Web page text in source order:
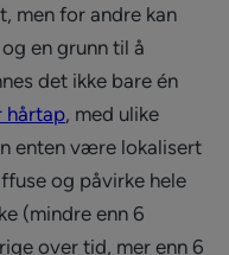
men for andre kan
en grunn til å
det ikke bare én
hårtap, med ulike
enten være lokalisert
og påvirke hele
(mindre enn 6
over tid, mer enn 6